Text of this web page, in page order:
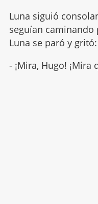
Luna siguió
seguían caminando
Luna se paró y gritó:
- ¡Mira, Hugo!